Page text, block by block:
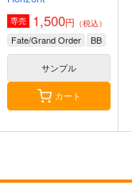
火よ！星の光の瞬きよ
Owen
5,500円（税込）
藤丸立香サンプル
専売 1,500円 （税込）
Fate/Grand Order BB
サンプル
カート